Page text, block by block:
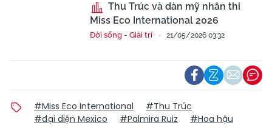
Thu Trúc và dàn mỹ nhân thi
Miss Eco International 2026
Đời sống - Giải trí 21/05/2026 03:32
#Miss Eco International
#Thu Trúc
#đại diện Mexico
#Palmira Ruiz #Hoa hậu